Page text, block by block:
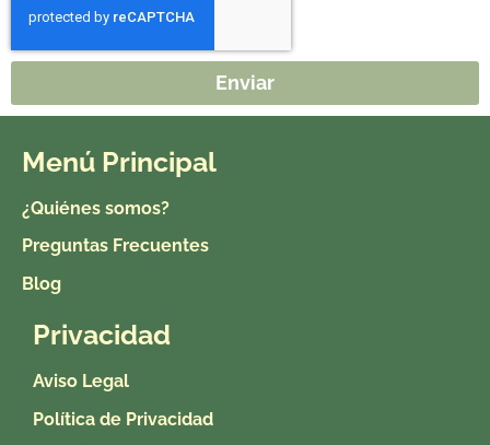
Enviar
Menú Principal
¿Quiénes somos?
Preguntas Frecuentes
Blog
Privacidad
Aviso Legal
Política de Privacidad